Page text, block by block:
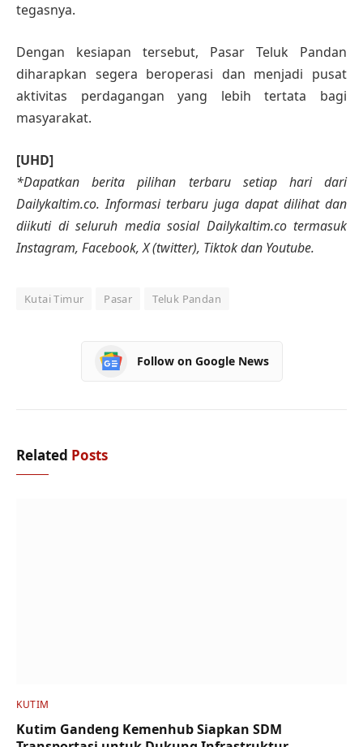
tegasnya.
Dengan kesiapan tersebut, Pasar Teluk Pandan
diharapkan segera beroperasi dan menjadi pusat
aktivitas perdagangan yang lebih tertata bagi
masyarakat.
[UHD]
*Dapatkan berita pilihan terbaru setiap hari dari
Dailykaltim.co. Informasi terbaru juga dapat dilihat dan
diikuti di seluruh media sosial Dailykaltim.co termasuk
Instagram, Facebook, X (twitter), Tiktok dan Youtube.
Kutai Timur Pasar Teluk Pandan
Follow on Google News
Related Posts
KUTIM
Kutim Gandeng Kemenhub Siapkan SDM